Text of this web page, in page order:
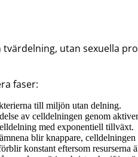
utan sexuella
faser:
till miljön utan delning.
av celldelningen genom
med exponentiell tillväxt.
blir knappare, celldelningen
konstant eftersom resurserna